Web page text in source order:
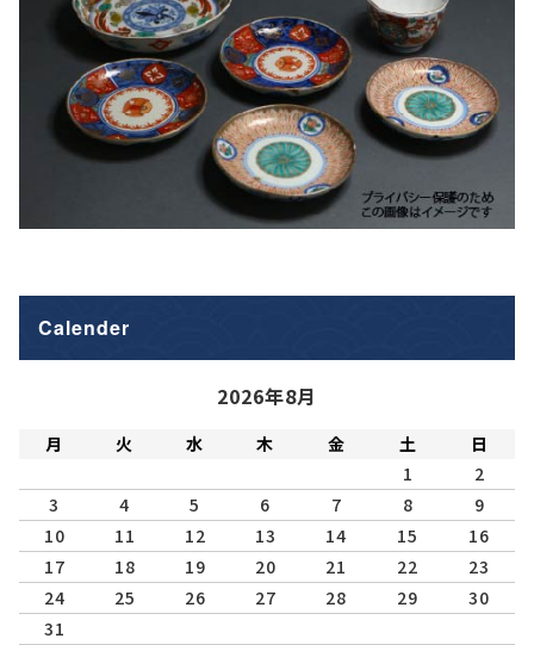
Calender
2026年8月
月 火 水 木 金 土
日
1
2
3
4 5 6 7 8
9
10
11 12 13 14 15
16
17
18 19 20 21 22
23
24
25 26 27 28 29
30
31